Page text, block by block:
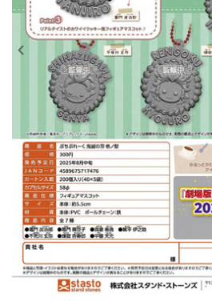
販促用空カプセル
レンタル
景品・玩具・文具
販促用カプセルトイ
よくあるご質問
ご利用ガイド